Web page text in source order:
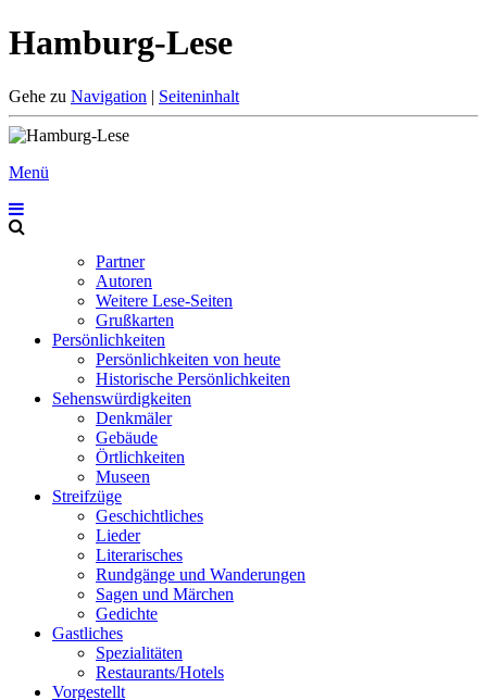
Hamburg-Lese
Gehe zu Navigation | Seiteninhalt
Menü
Partner
Autoren
Weitere Lese-Seiten
Grußkarten
Persönlichkeiten
Persönlichkeiten von heute
Historische Persönlichkeiten
Sehenswürdigkeiten
Denkmäler
Gebäude
Örtlichkeiten
Museen
Streifzüge
Geschichtliches
Lieder
Literarisches
Rundgänge und Wanderungen
Sagen und Märchen
Gedichte
Gastliches
Spezialitäten
Restaurants/Hotels
Vorgestellt